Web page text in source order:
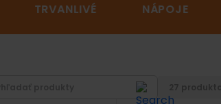
TRVANLIVÉ NÁPOJE